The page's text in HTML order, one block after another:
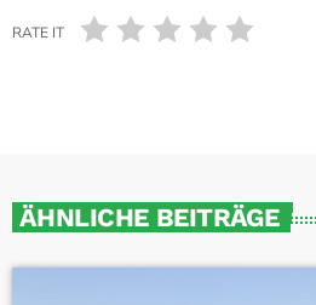
RATE IT
ÄHNLICHE BEITRÄGE